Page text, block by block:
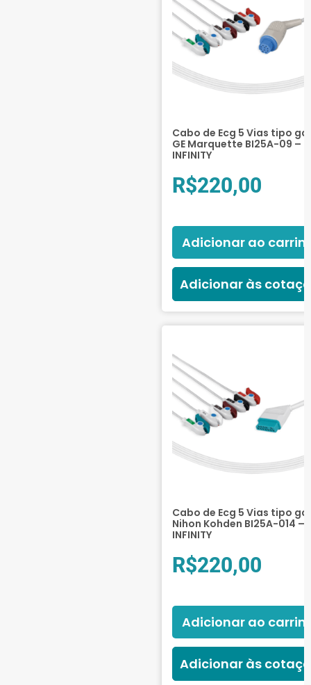
Cabo de Ecg 5 Vias tipo
GE Marquette BI25A-09 –
INFINITY
R$220,00
Adicionar ao
Adicionar às
Cabo de Ecg 5 Vias tipo
Nihon Kohden BI25A-014 –
INFINITY
R$220,00
Adicionar ao
Adicionar às